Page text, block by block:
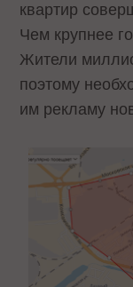
квартир
Чем крупнее
Жители
поэтому
им рекламу